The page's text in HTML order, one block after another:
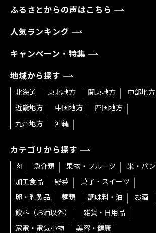
ふるさとからの声はこちら
人気ランキング
キャンペーン・特集
地域から探す
北海道 東北地方 関東地方
中部地方
近畿地方
中国地方
四国地方
九州地方
沖縄
カテゴリから探す
肉 魚介類 果物・フルーツ
米・パン
加工食品
野菜
菓子・スイーツ
卵・乳製品
麺類 調味料・油
お酒
飲料（お酒以外）
雑貨・日用品
家電・電気小物
美容・健康